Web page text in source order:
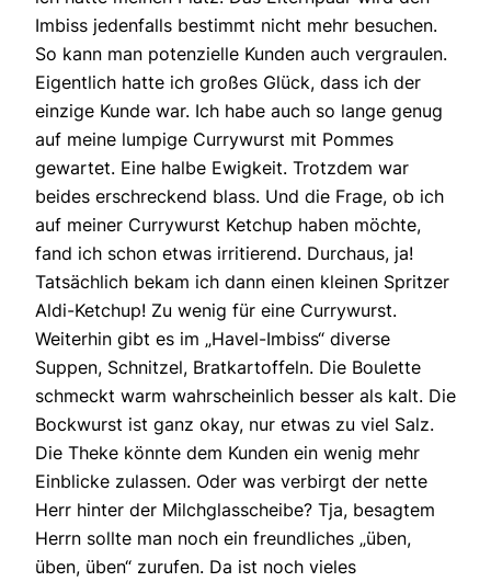
Imbiss jedenfalls bestimmt nicht mehr besuchen.
So kann man potenzielle Kunden auch vergraulen.
Eigentlich hatte ich großes Glück, dass ich der
einzige Kunde war. Ich habe auch so lange genug
auf meine lumpige Currywurst mit Pommes
gewartet. Eine halbe Ewigkeit. Trotzdem war
beides erschreckend blass. Und die Frage, ob ich
auf meiner Currywurst Ketchup haben möchte,
fand ich schon etwas irritierend. Durchaus, ja!
Tatsächlich bekam ich dann einen kleinen Spritzer
Aldi-Ketchup! Zu wenig für eine Currywurst.
Weiterhin gibt es im „Havel-Imbiss“ diverse
Suppen, Schnitzel, Bratkartoffeln. Die Boulette
schmeckt warm wahrscheinlich besser als kalt. Die
Bockwurst ist ganz okay, nur etwas zu viel Salz.
Die Theke könnte dem Kunden ein wenig mehr
Einblicke zulassen. Oder was verbirgt der nette
Herr hinter der Milchglasscheibe? Tja, besagtem
Herrn sollte man noch ein freundliches „üben,
üben, üben“ zurufen. Da ist noch vieles